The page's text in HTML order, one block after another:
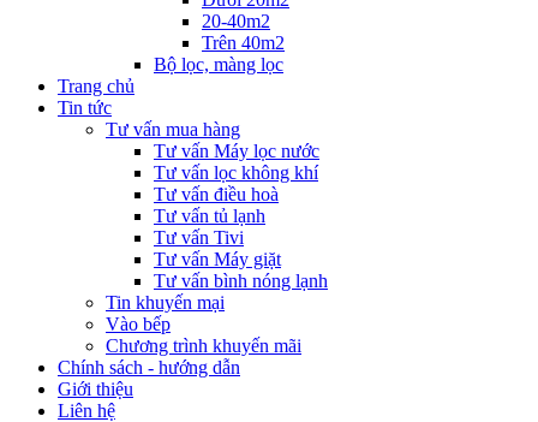
20-40m2
Trên 40m2
Bộ lọc, màng lọc
Trang chủ
Tin tức
Tư vấn mua hàng
Tư vấn Máy lọc nước
Tư vấn lọc không khí
Tư vấn điều hoà
Tư vấn tủ lạnh
Tư vấn Tivi
Tư vấn Máy giặt
Tư vấn bình nóng lạnh
Tin khuyến mại
Vào bếp
Chương trình khuyến mãi
Chính sách - hướng dẫn
Giới thiệu
Liên hệ